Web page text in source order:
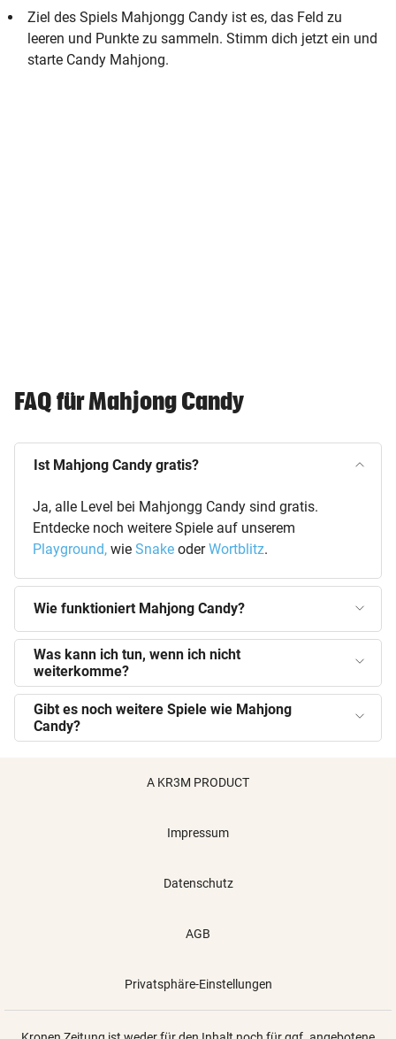
Ziel des Spiels Mahjongg Candy ist es, das Feld zu
leeren und Punkte zu sammeln. Stimm dich jetzt ein und
starte Candy Mahjong.
FAQ für Mahjong Candy
Ist Mahjong Candy gratis?
Ja, alle Level bei Mahjongg Candy sind gratis.
Entdecke noch weitere Spiele auf unserem
Playground, wie Snake oderWortblitz.
Wie funktioniert Mahjong Candy?
Was kann ich tun, wenn ich nicht
weiterkomme?
Gibt es noch weitere Spiele wie Mahjong
Candy?
A KR3M PRODUCT
Impressum
Datenschutz
AGB
Privatsphäre-Einstellungen